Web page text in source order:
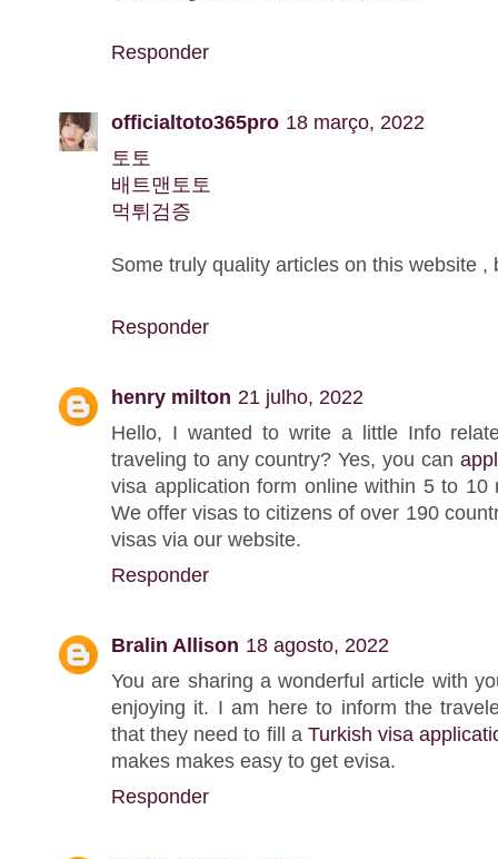
Responder
officialtoto365pro 18 março, 2022
토토
배트맨토토
먹튀검증
Some truly quality articles on this website ,
Responder
henry milton 21 julho, 2022
Hello, I wanted to write a little Info
traveling to any country? Yes, you can
visa application form online within 5 to 10
We offer visas to citizens of over 190
visas via our website.
Responder
Bralin Allison 18 agosto, 2022
You are sharing a wonderful article with
enjoying it. I am here to inform the
that they need to fill a Turkish visa
makes makes easy to get evisa.
Responder